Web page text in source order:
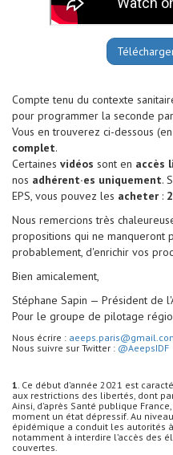
Compte tenu du contexte
pour programmer la seconde
Vous en trouverez ci-dessous (en
complet.
Certaines vidéos sont en accès
nos adhérent·es uniquement.
EPS, vous pouvez les acheter :
Nous remercions très
propositions qui ne manqueront
probablement, d'enrichir vos
Bien amicalement,
Stéphane Sapin — Président de
Pour le groupe de pilotage
Nous écrire :
Nous suivre sur Twitter : @AeepsIDF
1. Ce début d’année 2021 est
aux restrictions des libertés, dont
Ainsi, d’après Santé publique
moment un état dépressif. Au
épidémique a conduit les autorités
notamment à interdire l’accès des
couvertes.